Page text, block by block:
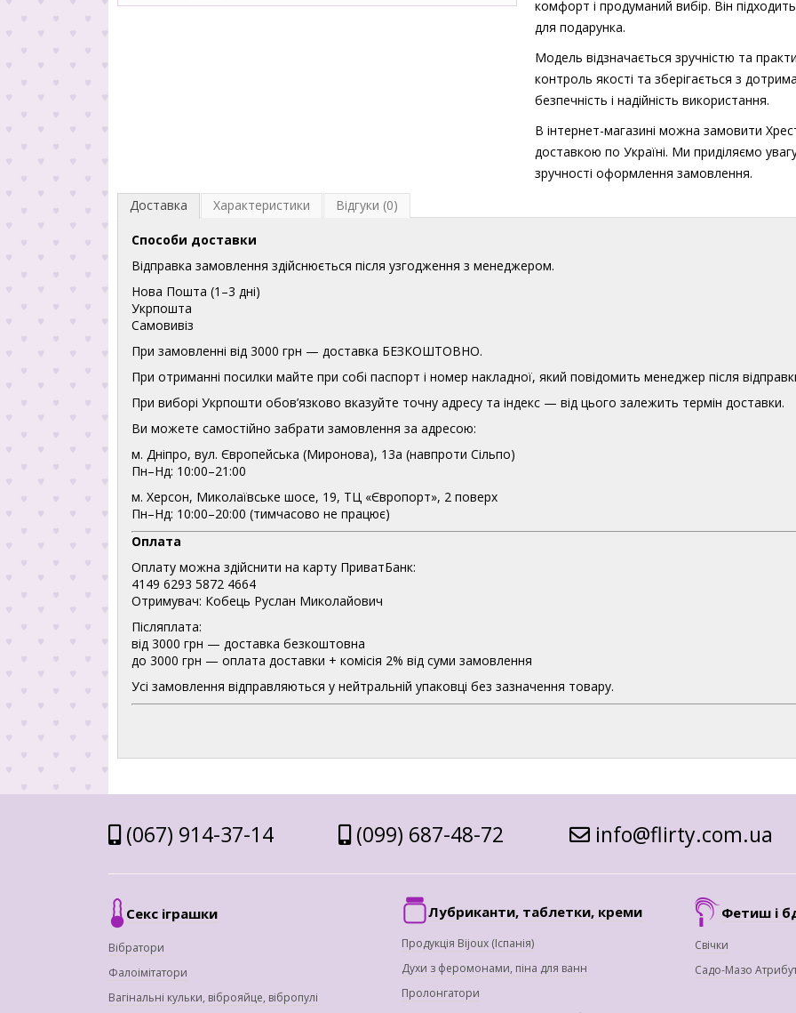
комфорт і продуманий вибір. Він
для подарунка.
Модель відзначається зручністю та
контроль якості та зберігається з
безпечність і надійність використання.
В інтернет-магазині можна замовити
доставкою по Україні. Ми приділяємо
зручності оформлення замовлення.
Доставка
Характеристики Відгуки (0)
Способи доставки
Відправка замовлення здійснюється після узгодження з менеджером.
Нова Пошта (1–3 дні)
Укрпошта
Самовивіз
При замовленні від 3000 грн — доставка БЕЗКОШТОВНО.
При отриманні посилки майте при собі паспорт і номер накладної, який повідомить менеджер після
При виборі Укрпошти обов’язково вказуйте точну адресу та індекс — від цього залежить термін доставки.
Ви можете самостійно забрати замовлення за адресою:
м. Дніпро, вул. Європейська (Миронова), 13а (навпроти Сільпо)
Пн–Нд: 10:00–21:00
м. Херсон, Миколаївське шосе, 19, ТЦ «Європорт», 2 поверх
Пн–Нд: 10:00–20:00 (тимчасово не працює)
Оплата
Оплату можна здійснити на карту ПриватБанк:
4149 6293 5872 4664
Отримувач: Кобець Руслан Миколайович
Післяплата:
від 3000 грн — доставка безкоштовна
до 3000 грн — оплата доставки + комісія 2% від суми замовлення
Усі замовлення відправляються у нейтральній упаковці без зазначення товару.
(067) 914-37-14 (099) 687-48-72 info@flirty.com.ua
Секс іграшки
Вібратори
Фалоімітатори
Вагінальні кульки, віброяйце, вібропулі
Лубриканти, таблетки, креми
Продукція Bijoux (Іспанія)
Духи з феромонами, піна для ванн
Пролонгатори
Фетиш і
Свічки
Садо-Мазо